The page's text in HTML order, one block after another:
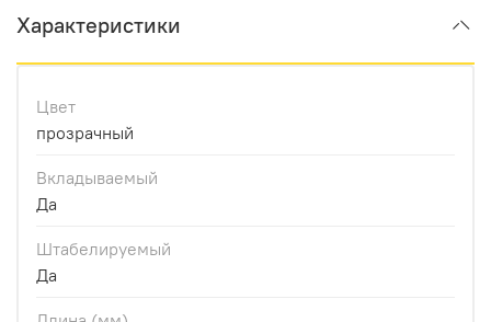
Характеристики
Цвет
прозрачный
Вкладываемый
Да
Штабелируемый
Да